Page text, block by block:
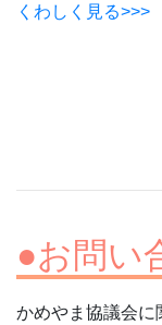
くわしく見る>>>
●お問い
かめやま協議会に